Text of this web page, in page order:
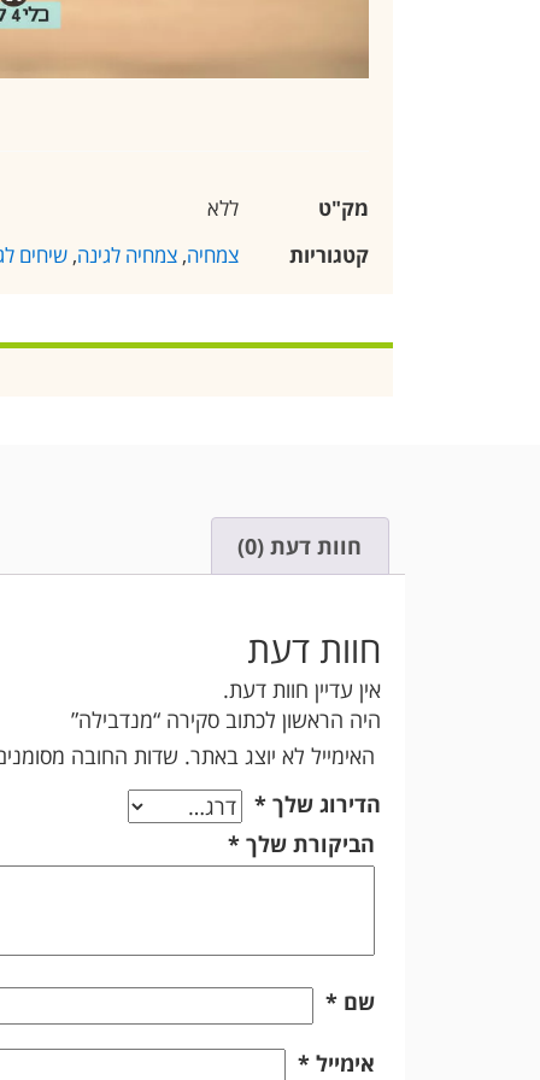
מק"ט
ללא
קטגוריות
צמחיה, צמחיה לגינה, שיחים
חוות דעת (0)
חוות דעת
אין עדיין חוות דעת.
היה הראשון לכתוב סקירה “מנדבילה”
האימייל לא יוצג באתר. שדות החובה
הדירוג שלך *
הביקורת שלך *
שם *
אימייל *